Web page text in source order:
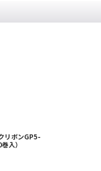
リボンGP5-
入）